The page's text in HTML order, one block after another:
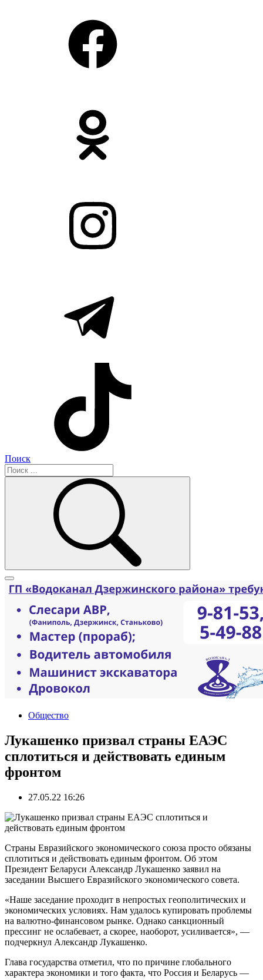
Поиск
Общество
Лукашенко призвал страны ЕАЭС
сплотиться и действовать единым
фронтом
27.05.22 16:26
Страны Евразийского экономического союза просто обязаны
сплотиться и действовать единым фронтом. Об этом
Президент Беларуси Александр Лукашенко заявил на
заседании Высшего Евразийского экономического совета.
«Наше заседание проходит в непростых геополитических и
экономических условиях. Нам удалось купировать проблемы
на валютно-финансовом рынке. Однако санкционный
прессинг не ослабевает, а скорее, наоборот, усиливается», —
подчеркнул Александр Лукашенко.
Глава государства отметил, что по причине глобального
характера экономики и того факта, что Россия и Беларусь —